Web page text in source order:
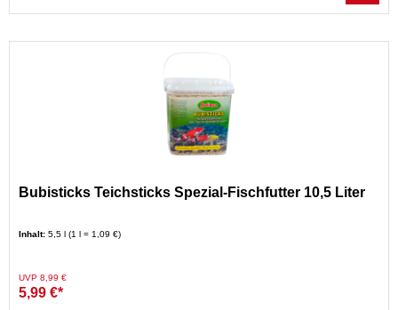
Bubisticks Teichsticks Spezial-Fischfutter 10,5 Liter
Inhalt: 5,5 l (1 l = 1,09 €)
Preis reduziert von
UVP 8,99 €auf
5,99 €*